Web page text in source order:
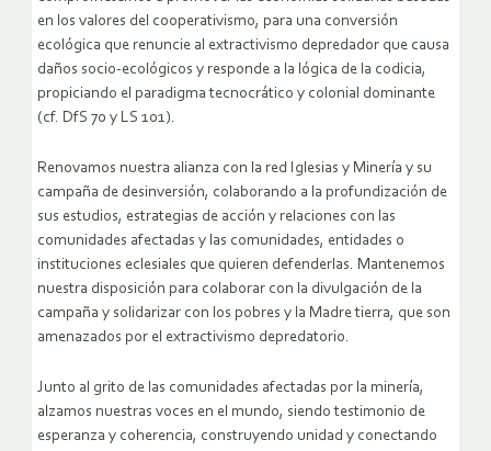
en los valores del cooperativismo, para una conversión
ecológica que renuncie al extractivismo depredador que causa
daños socio-ecológicos y responde a la lógica de la codicia,
propiciando el paradigma tecnocrático y colonial dominante
(cf. DfS 70 y LS 101).
Renovamos nuestra alianza con la red Iglesias y Minería y su
campaña de desinversión, colaborando a la profundización de
sus estudios, estrategias de acción y relaciones con las
comunidades afectadas y las comunidades, entidades o
instituciones eclesiales que quieren defenderlas. Mantenemos
nuestra disposición para colaborar con la divulgación de la
campaña y solidarizar con los pobres y la Madre tierra, que son
amenazados por el extractivismo depredatorio.
Junto al grito de las comunidades afectadas por la minería,
alzamos nuestras voces en el mundo, siendo testimonio de
esperanza y coherencia, construyendo unidad y conectando